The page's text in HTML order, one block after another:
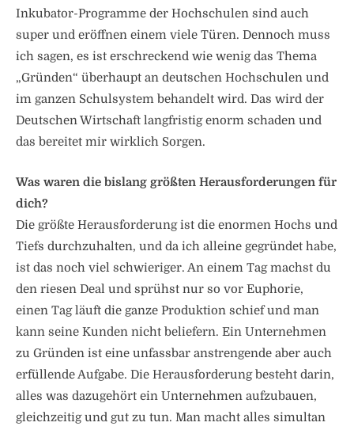
Inkubator-Programme der Hochschulen sind auch
super und eröffnen einem viele Türen. Dennoch muss
ich sagen, es ist erschreckend wie wenig das Thema
„Gründen“ überhaupt an deutschen Hochschulen und
im ganzen Schulsystem behandelt wird. Das wird der
Deutschen Wirtschaft langfristig enorm schaden und
das bereitet mir wirklich Sorgen.
Was waren die bislang größten Herausforderungen für
dich?
Die größte Herausforderung ist die enormen Hochs und
Tiefs durchzuhalten, und da ich alleine gegründet habe,
ist das noch viel schwieriger. An einem Tag machst du
den riesen Deal und sprühst nur so vor Euphorie,
einen Tag läuft die ganze Produktion schief und man
kann seine Kunden nicht beliefern. Ein Unternehmen
zu Gründen ist eine unfassbar anstrengende aber auch
erfüllende Aufgabe. Die Herausforderung besteht darin,
alles was dazugehört ein Unternehmen aufzubauen,
gleichzeitig und gut zu tun. Man macht alles simultan